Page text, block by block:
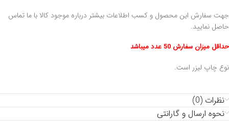
جهت سفارش این محصول و کسب اطلاعات بیشتر درباره موجود کالا با ما تماس
حاصل نمایید.
حداقل میزان سفارش 50 عدد میباشد
نوع چاپ لیزر است.
نظرات (0)
نحوه ارسال و گارانتی